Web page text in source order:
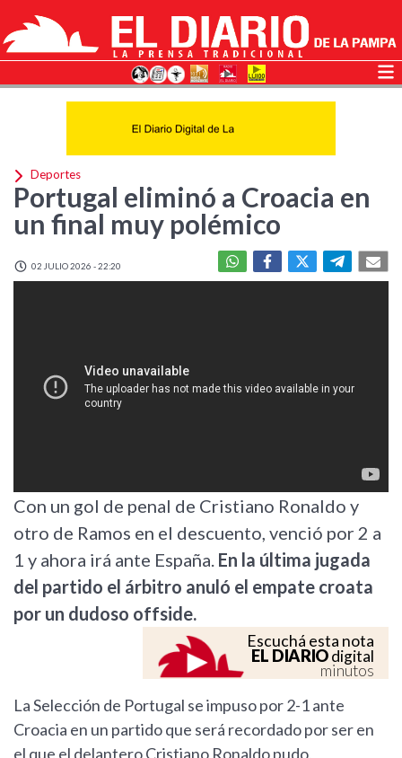
Deportes
Portugal eliminó a Croacia en
un final muy polémico
02 JULIO 2026 - 22:20
Con un gol de penal de Cristiano Ronaldo y
otro de Ramos en el descuento, venció por 2 a
1 y ahora irá ante España. En la última jugada
del partido el árbitro anuló el empate croata
por un dudoso offside.
Escuchá esta nota
EL DIARIOdigital
minutos
La Selección de Portugal se impuso por 2-1 ante
Croacia en un partido que será recordado por ser en
el que el delantero Cristiano Ronaldo pudo,